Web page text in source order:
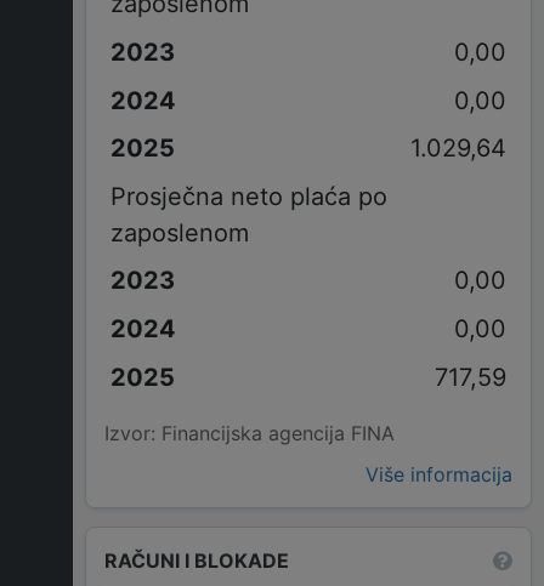
0,00
0,00
1.029,64
Prosječna neto plaća po
zaposlenom
0,00
0,00
717,59
Izvor: Financijska agencija FINA
Više informacija
RAČUNI I BLOKADE